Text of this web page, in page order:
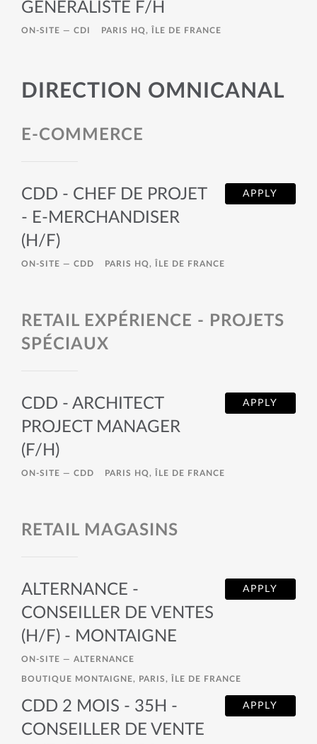
GENERALISTE F/H
ON-SITE — CDI PARIS HQ, ÎLE DE FRANCE
DIRECTION OMNICANAL
E-COMMERCE
APPLY
CDD - CHEF DE PROJET
- E-MERCHANDISER
(H/F)
ON-SITE — CDD PARIS HQ, ÎLE DE FRANCE
RETAIL EXPÉRIENCE - PROJETS
SPÉCIAUX
APPLY
CDD - ARCHITECT
PROJECT MANAGER
(F/H)
ON-SITE — CDD PARIS HQ, ÎLE DE FRANCE
RETAIL MAGASINS
APPLY
ALTERNANCE -
CONSEILLER DE VENTES
(H/F) - MONTAIGNE
ON-SITE — ALTERNANCE
BOUTIQUE MONTAIGNE, PARIS, ÎLE DE FRANCE
APPLY
CDD 2 MOIS - 35H -
CONSEILLER DE VENTE